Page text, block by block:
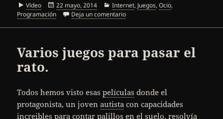
Formato
Vídeo
Publicado
el
22 mayo, 2014 Categorías
Internet, Juegos,Ocio,
Programación
Deja un comentarioen Hack ‘n’ Slash
Varios juegos para pasar el
rato.
Todos hemos visto esaspelículas donde el
protagonista, un jovenautista con capacidades
increibles para contar palillos en el suelo, resolvía